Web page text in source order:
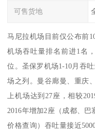
可售货地
马尼拉机场目前仅公布前
机场吞吐量排名前进1名
位。圣保罗机场1-10月吞
场之列。曼谷廊曼、重庆
上机场达到27座，相较
2016年增加2座（成都、
价格查询）吞吐量接近